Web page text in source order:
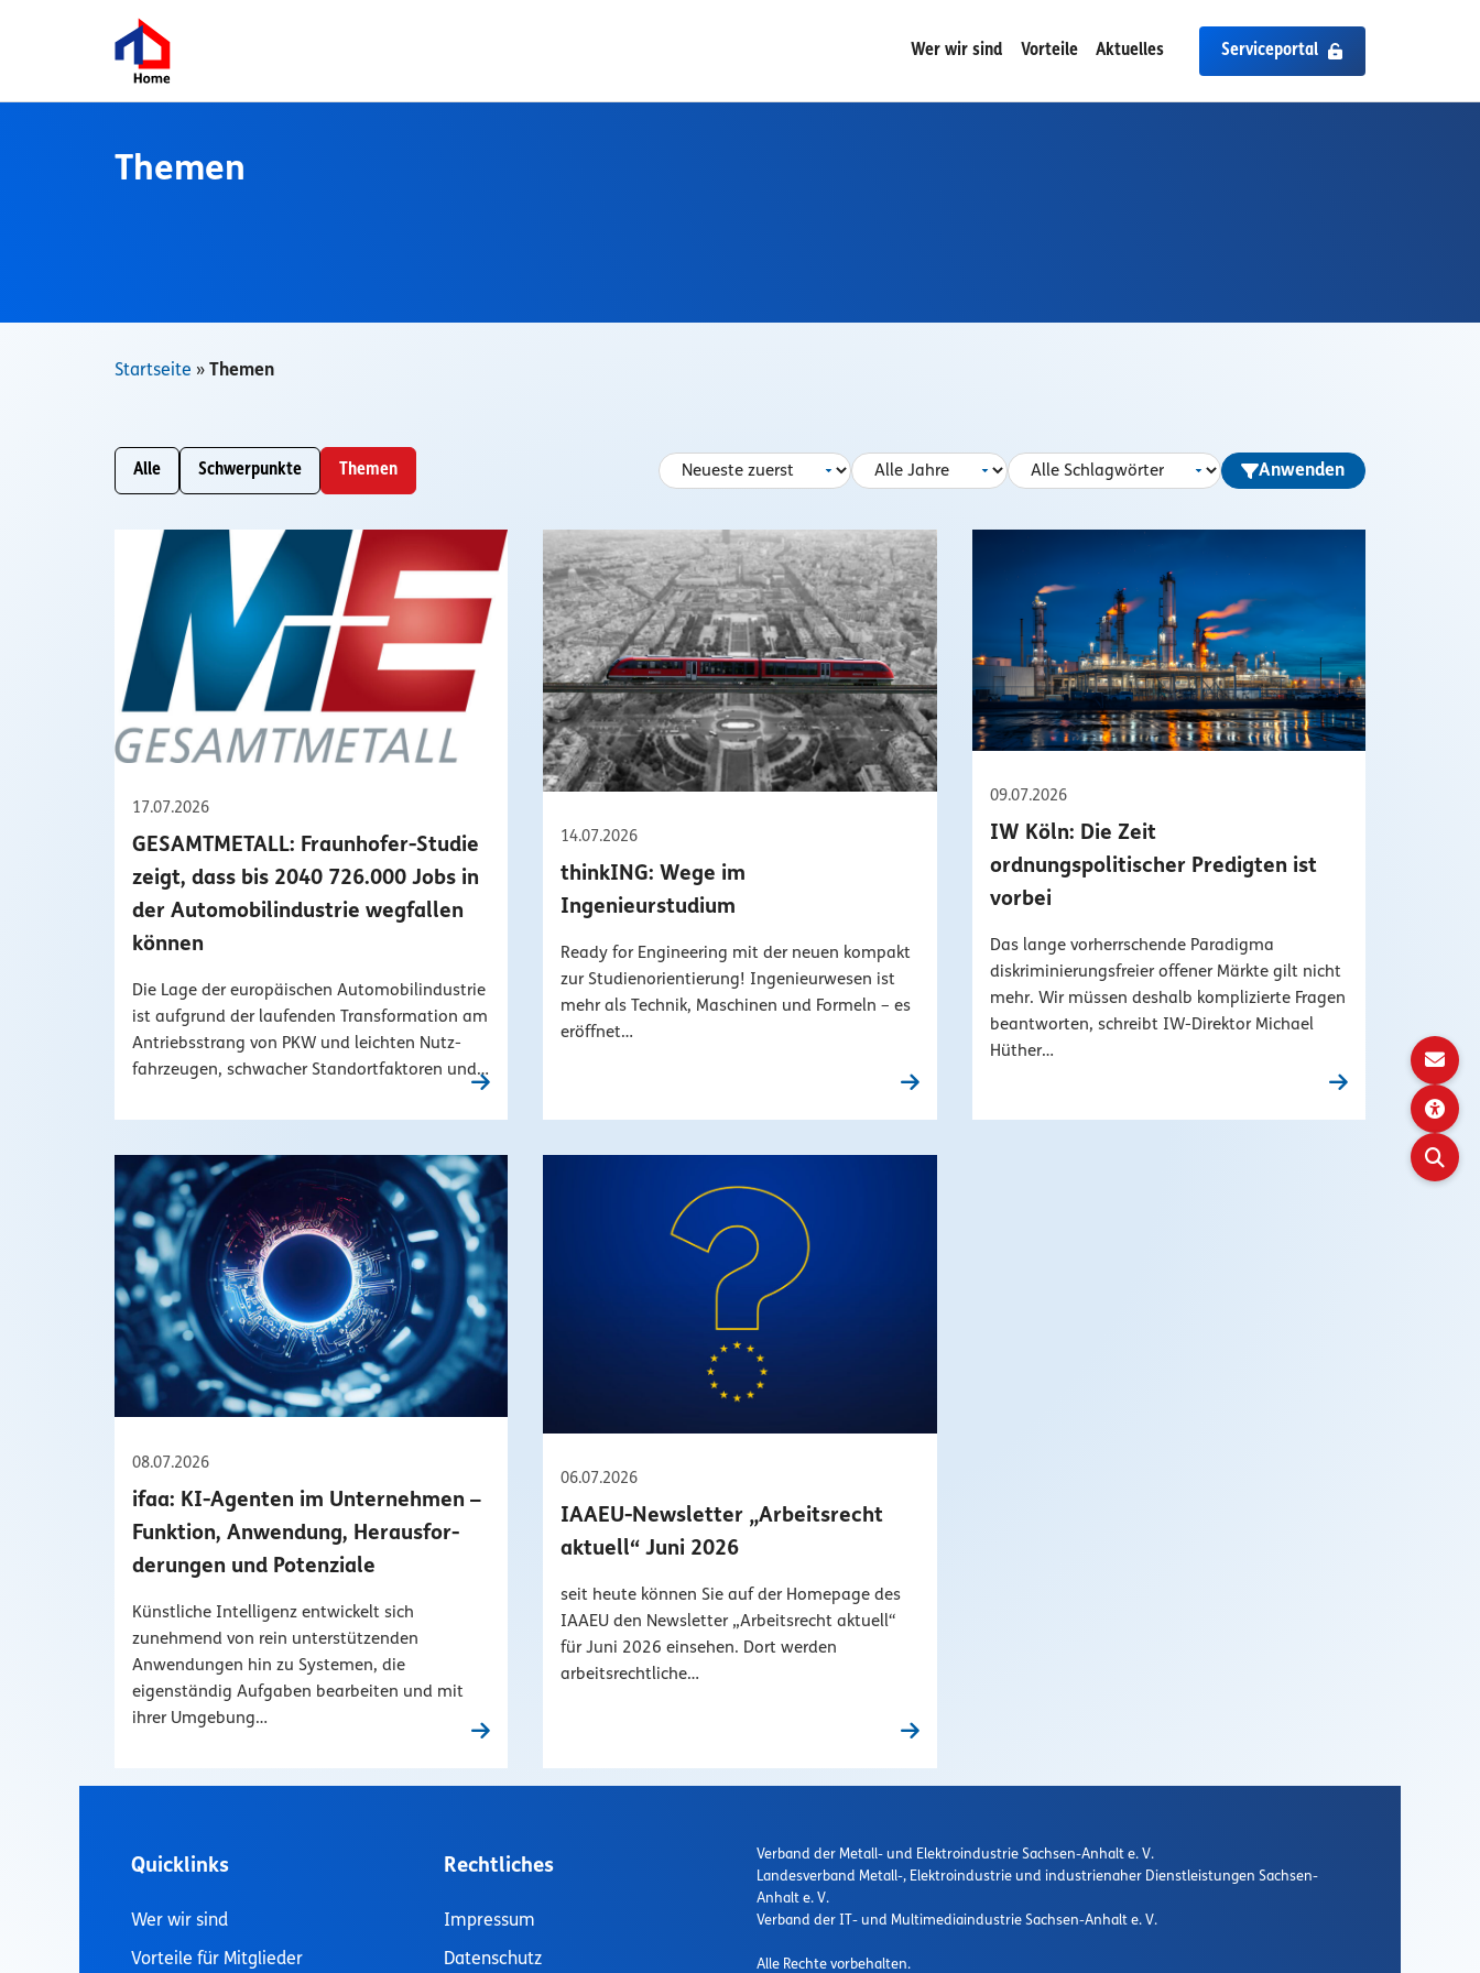
Wer wir sind Vorteile Aktuelles Serviceportal
Themen
Startseite » Themen
Alle Schwerpunkte Themen Anwenden
17.07.2026
GESAMTMETALL: Fraunhofer-Studie
zeigt, dass bis 2040 726.000 Jobs in
der Automobilindustrie wegfallen
können
Die Lage der euro­pä­i­schen Auto­mo­bil­in­dus­trie
ist aufgrund der laufenden Trans­for­ma­tion am
Antriebss­trang von PKW und leichten Nutz­
fahr­zeugen, schwacher Stand­ort­fak­toren und…
14.07.2026
thinkING: Wege im
Ingenieurstudium
Ready for Engineering mit der neuen kompakt
zur Studienorientierung! Ingenieurwesen ist
mehr als Technik, Maschinen und Formeln – es
eröffnet…
09.07.2026
IW Köln: Die Zeit
ordnungspolitischer Predigten ist
vorbei
Das lange vorherrschende Paradigma
diskriminierungsfreier offener Märkte gilt nicht
mehr. Wir müssen deshalb komplizierte Fragen
beantworten, schreibt IW-Direktor Michael
Hüther…
08.07.2026
ifaa: KI-Agenten im Unternehmen –
Funktion, Anwendung, Herausfor­
derungen und Potenziale
Künstliche Intelligenz entwickelt sich
zunehmend von rein unter­stützenden
Anwendungen hin zu Systemen, die
eigenständig Aufgaben bearbeiten und mit
ihrer Umgebung…
06.07.2026
IAAEU-Newsletter „Arbeitsrecht
aktuell“ Juni 2026
seit heute können Sie auf der Homepage des
IAAEU den Newsletter „Arbeitsrecht aktuell“
für Juni 2026 einsehen. Dort werden
arbeitsrechtliche…
Quicklinks
Wer wir sind
Vorteile für Mitglieder
Rechtliches
Impressum
Datenschutz
Verband der Metall- und Elektroindustrie Sachsen-Anhalt e. V.
Landesverband Metall-, Elektroindustrie und industrienaher Dienstleistungen Sachsen-
Anhalt e. V.
Verband der IT- und Multimediaindustrie Sachsen-Anhalt e. V.
Alle Rechte vorbehalten.